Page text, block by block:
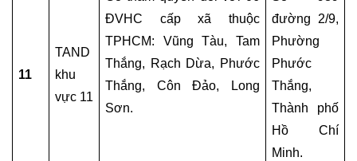
11
TAND
khu
vực 11
ĐVHC cấp xã thuộc
TPHCM: Vũng Tàu, Tam
Thắng, Rạch Dừa, Phước
Thắng, Côn Đảo, Long
Sơn.
đường 2/9,
Phường
Phước
Thắng,
Thành phố
Hồ Chí
Minh.